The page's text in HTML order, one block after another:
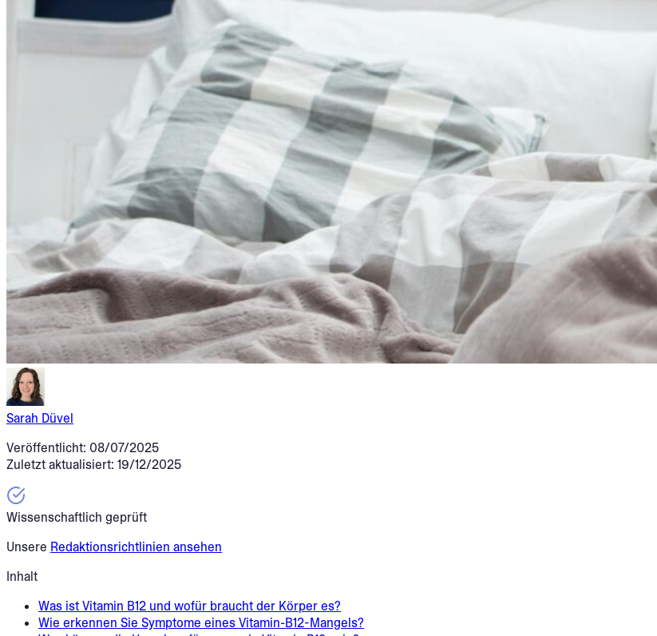
Sarah Düvel
Veröffentlicht: 08/07/2025
Zuletzt aktualisiert: 19/12/2025
Wissenschaftlich geprüft
Unsere Redaktionsrichtlinien ansehen
Inhalt
Was ist Vitamin B12 und wofür braucht der Körper es?
Wie erkennen Sie Symptome eines Vitamin-B12-Mangels?